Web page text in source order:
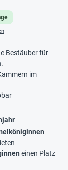
Bestäuber für
im
einen Platz